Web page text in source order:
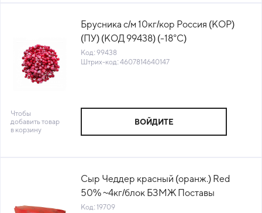
Брусника с/м 10кг/кор Россия (КОР)
(ПУ) (КОД 99438) (-18°С)
Код: 99438
Штрих-код: 4607814640147
Чтобы
добавить товар
в корзину
ВОЙДИТЕ
Сыр Чеддер красный (оранж.) Red
50% ~4кг/блок БЗМЖ Поставы
Городок™ Беларусь (КОД 19709) (0°С)
Код: 19709